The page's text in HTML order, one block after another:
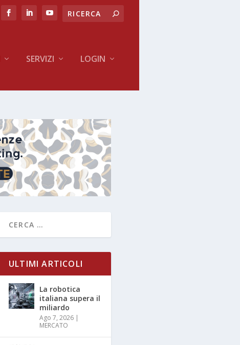
SERVIZI LOGIN
ULTIMI ARTICOLI
La robotica
italiana supera il
miliardo
Ago 7, 2026 |
MERCATO